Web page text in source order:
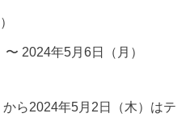
2024年5月6日（月）
ら2024年5月2日（木）はテ